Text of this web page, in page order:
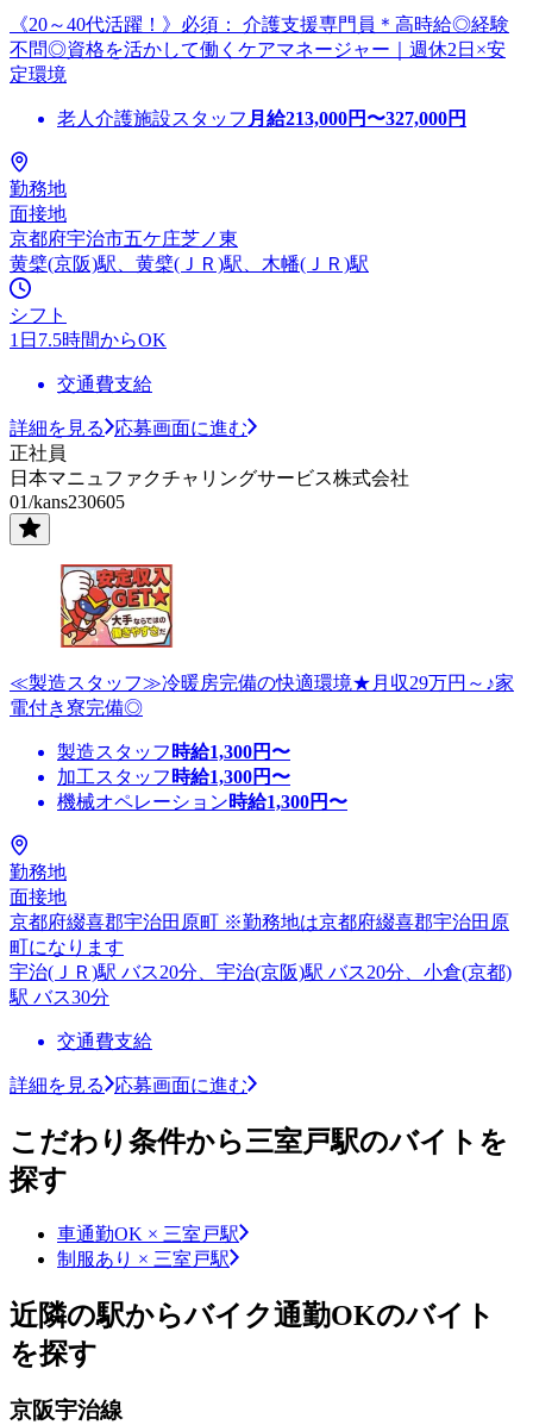
《20～40代活躍！》必須： 介護支援専門員＊高時給◎経験
不問◎資格を活かして働くケアマネージャー｜週休2日×安
定環境
老人介護施設スタッフ 月給213,000円〜327,000円
勤務地
面接地
京都府宇治市五ケ庄芝ノ東
黄檗(京阪)駅、黄檗(ＪＲ)駅、木幡(ＪＲ)駅
シフト
1日7.5時間からOK
交通費支給
詳細を見る
応募画面に進む
正社員
日本マニュファクチャリングサービス株式会社
01/kans230605
≪製造スタッフ≫冷暖房完備の快適環境★月収29万円～♪家
電付き寮完備◎
製造スタッフ 時給1,300円〜
加工スタッフ 時給1,300円〜
機械オペレーション時給1,300円〜
勤務地
面接地
京都府綴喜郡宇治田原町 ※勤務地は京都府綴喜郡宇治田原
町になります
宇治(ＪＲ)駅 バス20分、宇治(京阪)駅 バス20分、小倉(京都)
駅 バス30分
交通費支給
詳細を見る 応募画面に進む
こだわり条件から三室戸駅のバイトを
探す
車通勤OK × 三室戸駅
制服あり × 三室戸駅
近隣の駅からバイク通勤OKのバイト
を探す
京阪宇治線